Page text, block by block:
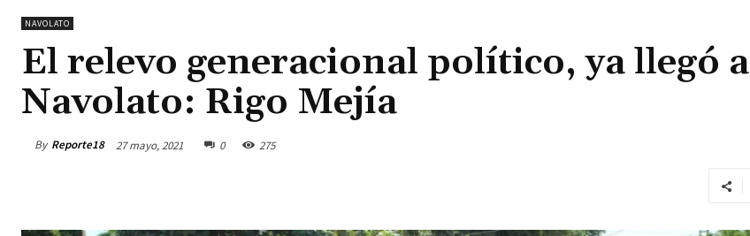
NAVOLATO
El relevo generacional político, ya llegó a
Navolato: Rigo Mejía
By Reporte18 27 mayo, 2021 0 275